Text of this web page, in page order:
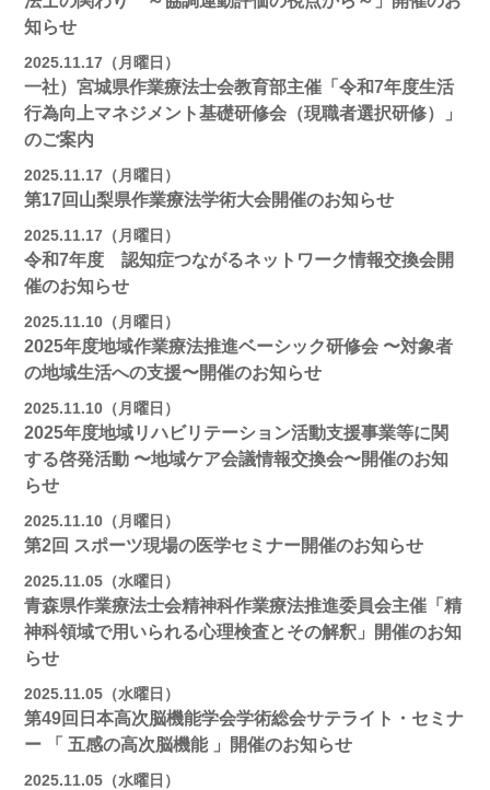
知らせ
2025.11.17（月曜日）
一社）宮城県作業療法士会教育部主催「令和7年度生活
行為向上マネジメント基礎研修会（現職者選択研修）」
のご案内
2025.11.17（月曜日）
第17回山梨県作業療法学術大会開催のお知らせ
2025.11.17（月曜日）
令和7年度 認知症つながるネットワーク情報交換会開
催のお知らせ
2025.11.10（月曜日）
2025年度地域作業療法推進ベーシック研修会 〜対象者
の地域⽣活への⽀援〜開催のお知らせ
2025.11.10（月曜日）
2025年度地域リハビリテーション活動⽀援事業等に関
する啓発活動 〜地域ケア会議情報交換会〜開催のお知
らせ
2025.11.10（月曜日）
第2回 スポーツ現場の医学セミナー開催のお知らせ
2025.11.05（水曜日）
青森県作業療法士会精神科作業療法推進委員会主催「精
神科領域で用いられる心理検査とその解釈」開催のお知
らせ
2025.11.05（水曜日）
第49回日本高次脳機能学会学術総会サテライト・セミナ
ー 「 五感の高次脳機能 」開催のお知らせ
2025.11.05（水曜日）